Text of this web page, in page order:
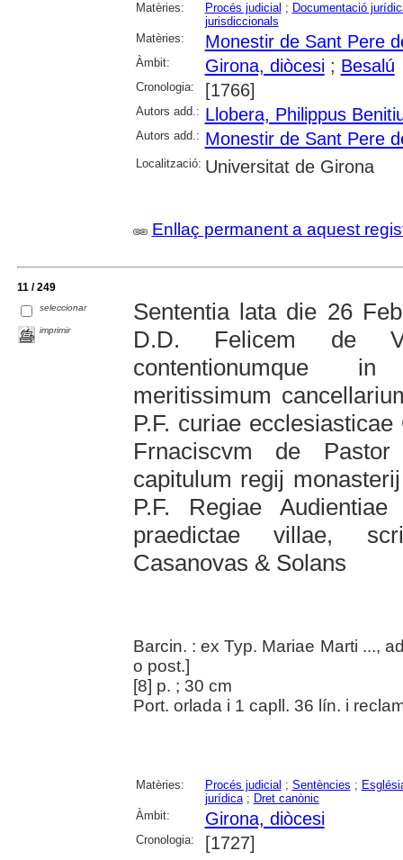
Matèries: Procés judicial ; Documentació
jurisdiccionals
Matèries:
Monestir de Sant Pere
Àmbit: Girona, diòcesi; Besalú
Cronologia: [1766]
Autors add.: Llobera, Philippus
Autors add.: Monestir de Sant Pere
Localització: Universitat de Girona
Enllaç permanent a aquest
11 / 249
seleccionar
imprimir
Sententia lata die 26
D.D. Felicem de
contentionumque
meritissimum
P.F. curiae
Frnaciscvm de
capitulum regij
P.F. Regiae
praedictae villae,
Casanovas & Solans
Barcin. : ex Typ. Mariae Marti ...,
o post.]
[8] p. ; 30 cm
Port. orlada i 1 capll. 36 lín. i
Matèries: Procés judicial ; Sentències ;
jurídica; Dret canònic
Àmbit:
Girona, diòcesi
Cronologia: [1727]